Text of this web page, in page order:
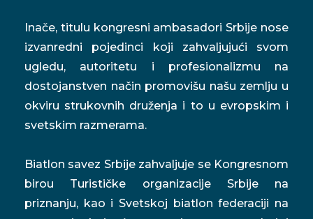
Inače, titulu kongresni ambasadori Srbije nose
izvanredni pojedinci koji zahvaljujući svom
ugledu, autoritetu i profesionalizmu na
dostojanstven način promovišu našu zemlju u
okviru strukovnih druženja i to u evropskim i
svetskim razmerama.
Biatlon savez Srbije zahvaljuje se Kongresnom
birou Turističke organizacije Srbije na
priznanju, kao i Svetskoj biatlon federaciji na